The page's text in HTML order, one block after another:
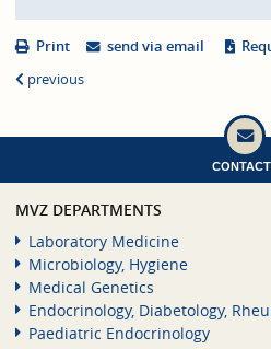
Print send via email
previous
MVZ DEPARTMENTS
Laboratory Medicine
Microbiology, Hygiene
Medical Genetics
Endocrinology, Diabetology,
Paediatric Endocrinology